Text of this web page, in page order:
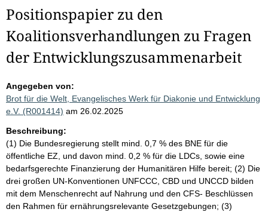
Positionspapier zu den
Koalitionsverhandlungen zu Fragen
der Entwicklungszusammenarbeit
Angegeben von:
Brot für die Welt, Evangelisches Werk für Diakonie und Entwicklung
e.V. (R001414) am 26.02.2025
Beschreibung:
(1) Die Bundesregierung stellt mind. 0,7 % des BNE für die
öffentliche EZ, und davon mind. 0,2 % für die LDCs, sowie eine
bedarfsgerechte Finanzierung der Humanitären Hilfe bereit; (2) Die
drei großen UN-Konventionen UNFCCC, CBD und UNCCD bilden
mit dem Menschenrecht auf Nahrung und den CFS- Beschlüssen
den Rahmen für ernährungsrelevante Gesetzgebungen; (3)